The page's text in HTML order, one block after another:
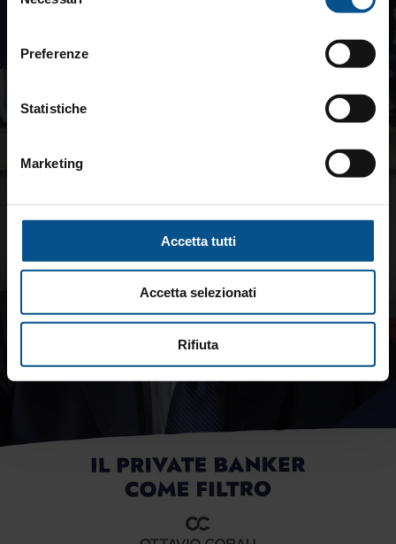
Preferenze
Statistiche
Marketing
Accetta tutti
Accetta selezionati
Rifiuta